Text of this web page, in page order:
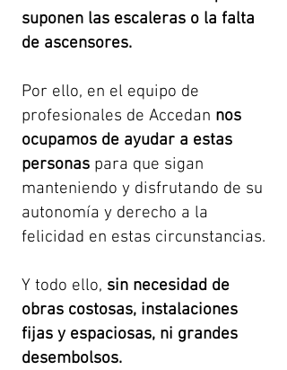
suponen las escaleras o la falta
de ascensores.
Por ello, en el equipo de
profesionales de Accedan nos
ocupamos de ayudar a estas
personas para que sigan
manteniendo y disfrutando de su
autonomía y derecho a la
felicidad en estas circunstancias.
Y todo ello, sin necesidad de
obras costosas, instalaciones
fijas y espaciosas, ni grandes
desembolsos.